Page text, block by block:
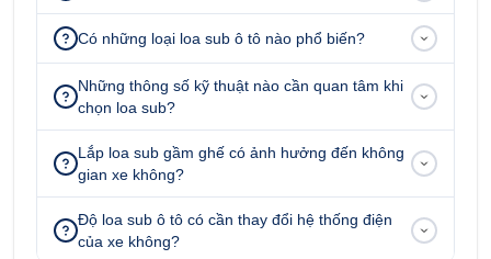
2. Địa chỉ cung cấp và lắp đặt sub
Westnoble uy tín, chất lượng tại TPHCM
2.1. Ô tô Hoàng Kim cam kết khi mua sản
phẩm
Khách mua phụ kiện
tại Ô tô Hoàng
Cam kết sản phẩm giống hình ảnh
Có những loại loa sub ô tô nào phổ biến?
Những thông số kỹ thuật nào cần quan tâm khi
chọn loa sub?
Lắp loa sub gầm ghế có ảnh hưởng đến không
gian xe không?
Độ loa sub ô tô có cần thay đổi hệ thống điện
của xe không?